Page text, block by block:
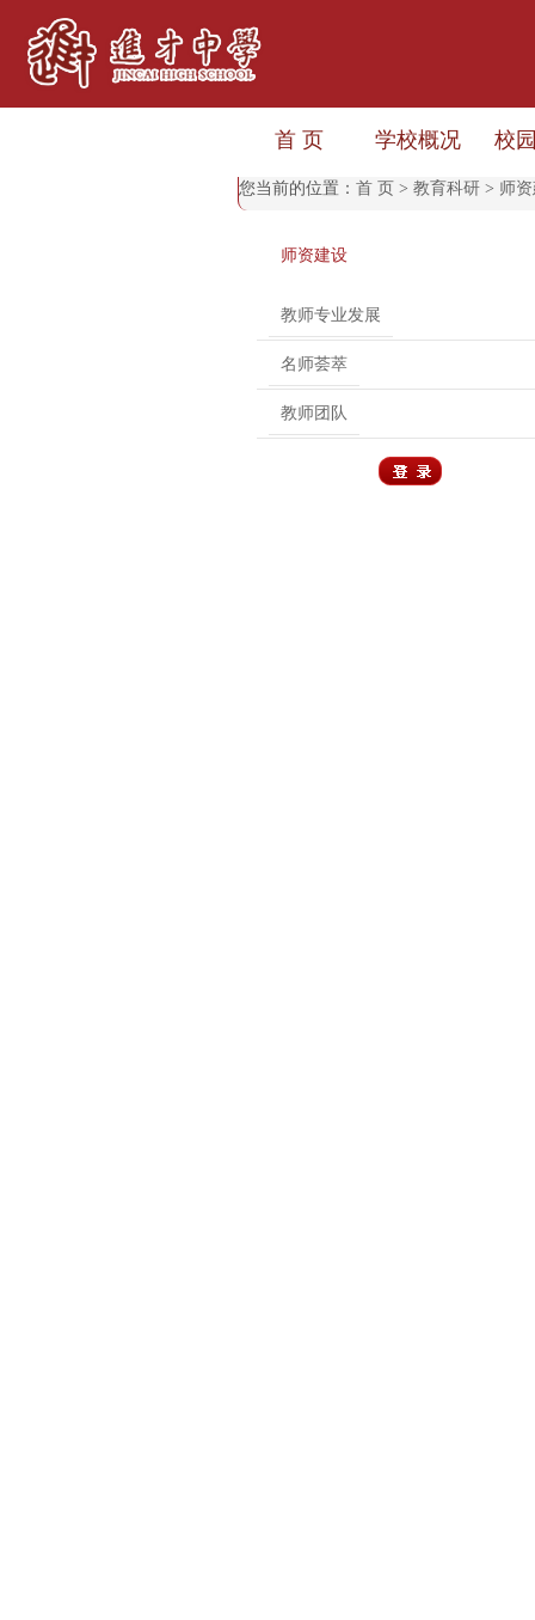
首 页 学校概况 校
您当前的位置： 首 页 > 教育科研 > 师
师资建设
教师专业发展
名师荟萃
教师团队